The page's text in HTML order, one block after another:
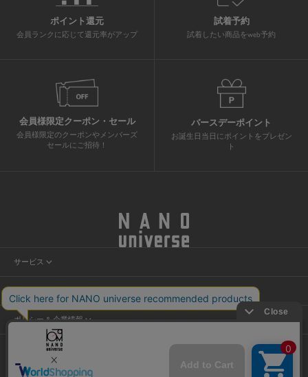
ポイント還元
会員ランクに応じて還元率がアップ
試着予約
試着したい商品をweb予約
会員様限定クーポン・セール
会員様限定のクーポンやメンバーズ
セールにご招待！
バースデーポイント
お誕生日当日にポイントをプレゼン
ト
サービス
ニュース
店舗検索
カスタマーサービス
ショッピングガイド
よくあるご質問
お問い合わせ
ポリシー & 企業情報
プライバシーポリシー
特定商取引法に基づく表記